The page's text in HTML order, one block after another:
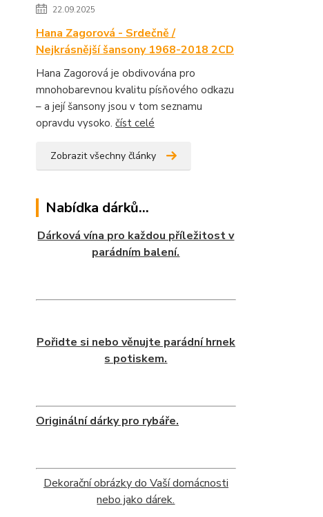
22.09.2025
Hana Zagorová - Srdečně /
Nejkrásnější šansony 1968-2018 2CD
Hana Zagorová je obdivována pro
mnohobarevnou kvalitu písňového odkazu
– a její šansony jsou v tom seznamu
opravdu vysoko. číst celé
Zobrazit všechny články
Nabídka dárků...
Dárková vína pro každou příležitost v
parádním balení.
Pořidte si nebo věnujte parádní hrnek
s potiskem.
Originální dárky pro rybáře.
Dekorační obrázky do Vaší domácnosti
nebo jako dárek.